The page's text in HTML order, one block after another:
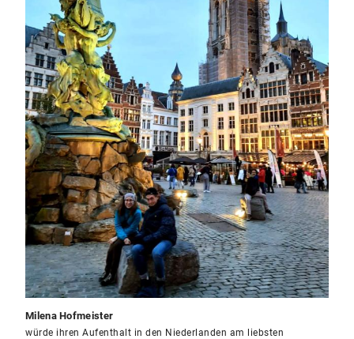
Milena Hofmeister
würde ihren Aufenthalt in den Niederlanden am liebsten